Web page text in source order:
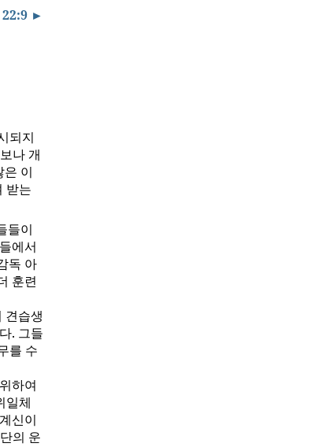
22:9 ►
되지
나 개
이
받는
들이
에서
독 아
훈련
견습생
. 그들
를 수
하여
일체
신이
의 운